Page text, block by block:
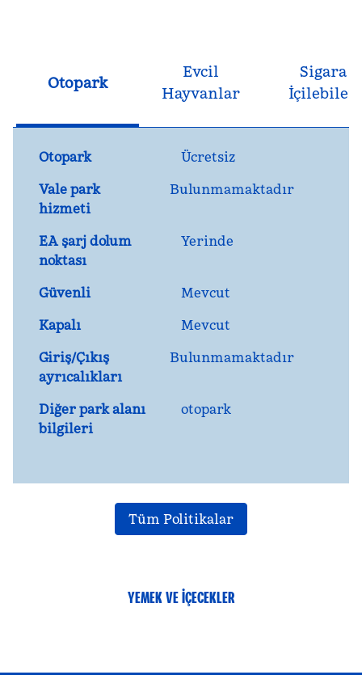
Otopark
Evcil
Hayvanlar
Sigara
İçilebilen
Otopark
Ücretsiz
Vale park
hizmeti
Bulunmamaktadır
EA şarj dolum
noktası
Yerinde
Güvenli
Mevcut
Kapalı
Mevcut
Giriş/Çıkış
ayrıcalıkları
Bulunmamaktadır
Diğer park alanı
bilgileri
otopark
Tüm Politikalar
YEMEK VE IÇECEKLER